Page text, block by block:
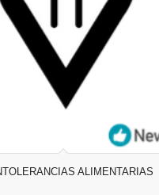
ALIMENTARIAS